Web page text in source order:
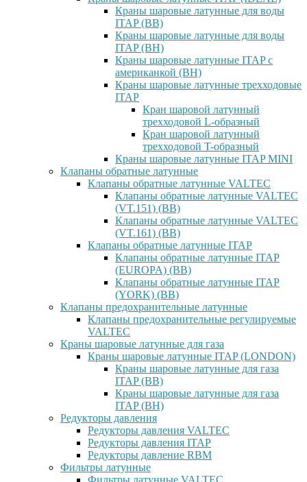
Краны шаровые латунные для воды
ITAP (ВВ)
Краны шаровые латунные для воды
ITAP (ВН)
Краны шаровые латунные ITAP с
американкой (ВН)
Краны шаровые латунные трехходовые
ITAP
Кран шаровой латунный
трехходовой L-образный
Кран шаровой латунный
трехходовой T-образный
Краны шаровые латунные ITAP MINI
Клапаны обратные латунные
Клапаны обратные латунные VALTEC
Клапаны обратные латунные VALTEC
(VT.151) (ВВ)
Клапаны обратные латунные VALTEC
(VT.161) (ВВ)
Клапаны обратные латунные ITAP
Клапаны обратные латунные ITAP
(EUROPA) (ВВ)
Клапаны обратные латунные ITAP
(YORK) (ВВ)
Клапаны предохранительные латунные
Клапаны предохранительные регулируемые
VALTEC
Краны шаровые латунные для газа
Краны шаровые латунные ITAP (LONDON)
Краны шаровые латунные для газа
ITAP (ВВ)
Краны шаровые латунные для газа
ITAP (ВН)
Редукторы давления
Редукторы давления VALTEC
Редукторы давления ITAP
Редукторы давление RBM
Фильтры латунные
Фильтры латунные VALTEC